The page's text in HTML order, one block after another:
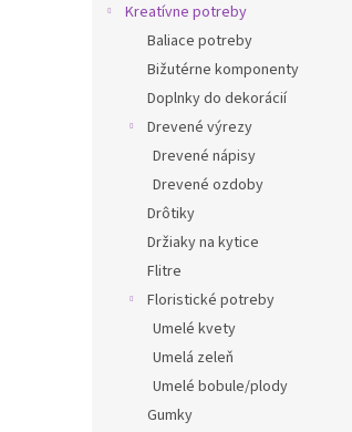
Kreatívne potreby
Baliace potreby
Bižutérne komponenty
Doplnky do dekorácií
Drevené výrezy
Drevené nápisy
Drevené ozdoby
Drôtiky
Držiaky na kytice
Flitre
Floristické potreby
Umelé kvety
Umelá zeleň
Umelé bobule/plody
Gumky